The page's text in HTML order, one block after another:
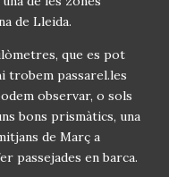
de Lleida.
que es pot
trobem passarel.les
observar, o sols
bons prismàtics, una
de Març a
passejades en barca.